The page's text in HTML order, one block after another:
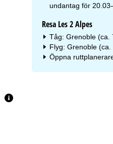
undantag för
Resa Les 2 Alpes
Tåg: Grenoble (ca.
Flyg: Grenoble
Öppna